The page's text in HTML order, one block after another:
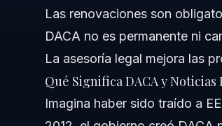
¿Qué documentos se necesitan
¿Puede un beneficiario de DACA
Notas sobre NC, FL y a nivel
Las renovaciones son
DACA no es permanente ni
La asesoría legal mejora las
Qué Significa DACA y Noticias
Imagina haber sido traído a